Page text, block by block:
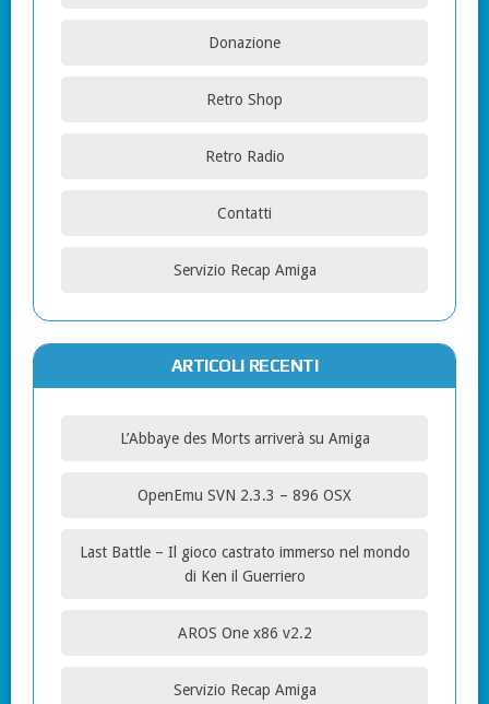
Donazione
Retro Shop
Retro Radio
Contatti
Servizio Recap Amiga
ARTICOLI RECENTI
L’Abbaye des Morts arriverà su Amiga
OpenEmu SVN 2.3.3 – 896 OSX
Last Battle – Il gioco castrato immerso nel mondo
di Ken il Guerriero
AROS One x86 v2.2
Servizio Recap Amiga